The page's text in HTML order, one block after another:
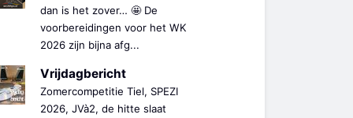
dan is het zover… 🤩 De
voorbereidingen voor het WK
2026 zijn bijna afg...
Vrijdagbericht
Zomercompetitie Tiel, SPEZI
2026, JVà2, de hitte slaat